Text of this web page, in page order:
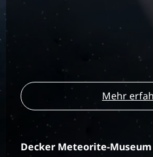
Mehr
Decker Meteorite-Museum